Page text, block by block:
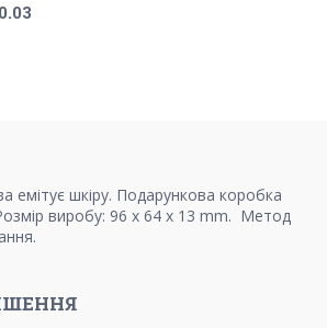
емітує шкіру. Подарункова коробка
виробу: 96 x 64 x 13 mm. Метод